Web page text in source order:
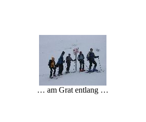
… am Grat entlang …